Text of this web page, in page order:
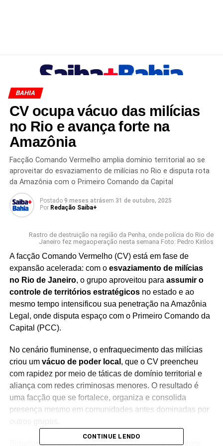
BAHIA
CV ocupa vácuo das milícias
no Rio e avança forte na
Amazônia
Facção Comando Vermelho amplia domínio territorial ao se
aproveitar do esvaziamento de milícias no Rio e disputa rota
da Amazônia com o Primeiro Comando da Capital
Postado 9 meses atrásem 31 de outubro, 2025
Por Redação Saiba+
Rastro de destruição na região da Penha, onde polícia do Rio de
Janeiro fez megaoperação nesta semana Foto: Pedro Kirilos
A facção Comando Vermelho (CV) está em fase de
expansão acelerada: com o esvaziamento de milícias
no Rio de Janeiro, o grupo aproveitou para assumir o
controle de territórios estratégicosno estado e ao
mesmo tempo intensificou sua penetração na Amazônia
Legal, onde disputa espaço com o Primeiro Comando da
Capital (PCC).
No cenário fluminense, o enfraquecimento das milícias
criou um vácuo de poder local , que o CV preencheu
com rapidez por meio de táticas de domínio territorial e
aliança com redes criminosas menores. O resultado é
uma facção que se fortalece, organiza e consolida
presença mesmo em comunidades antes dominadas por
Simultaneamente, na região amazônica, o CV explora
CONTINUE LENDO